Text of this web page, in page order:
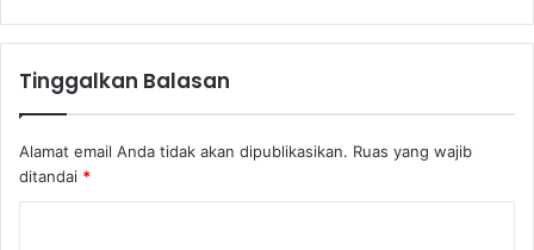
Tinggalkan Balasan
Alamat email Anda tidak akan dipublikasikan. Ruas yang wajib
ditandai *